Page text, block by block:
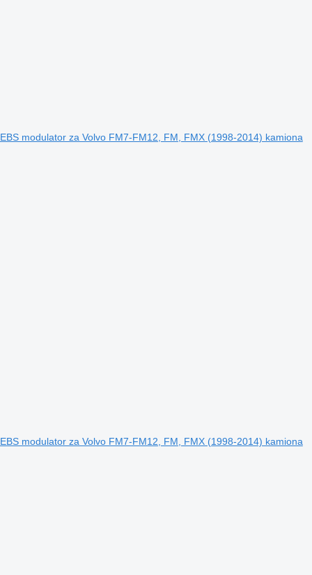
modulator za Volvo FM7-FM12, FM, FMX (1998-2014) kamiona
modulator za Volvo FM7-FM12, FM, FMX (1998-2014) kamiona